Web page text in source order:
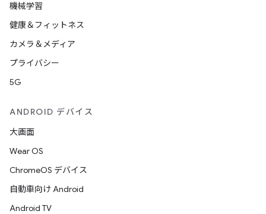
機械学習
健康＆フィットネス
カメラ＆メディア
プライバシー
5G
ANDROID デバイス
大画面
Wear OS
ChromeOS デバイス
自動車向け Android
Android TV